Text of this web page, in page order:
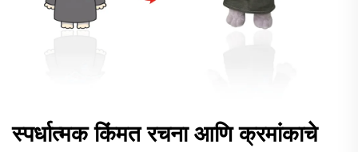
स्पर्धात्मक किंमत रचना आणि क्रमांकाचे